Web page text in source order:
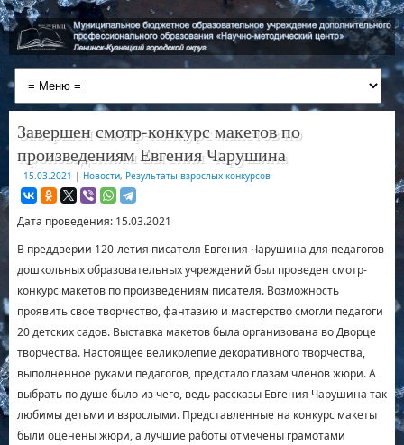
Завершен смотр-конкурс макетов по
произведениям Евгения Чарушина
15.03.2021 | Новости, Результаты взрослых конкурсов
Дата проведения: 15.03.2021
В преддверии 120-летия писателя Евгения Чарушина для педагогов
дошкольных образовательных учреждений был проведен смотр-
конкурс макетов по произведениям писателя. Возможность
проявить свое творчество, фантазию и мастерство смогли педагоги
20 детских садов. Выставка макетов была организована во Дворце
творчества. Настоящее великолепие декоративного творчества,
выполненное руками педагогов, предстало глазам членов жюри. А
выбрать по душе было из чего, ведь рассказы Евгения Чарушина так
любимы детьми и взрослыми. Представленные на конкурс макеты
были оценены жюри, а лучшие работы отмечены грамотами